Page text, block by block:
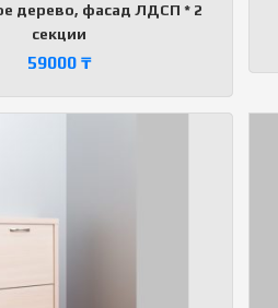
дерево, фасад ЛДСП * 2
секции
59000 ₸